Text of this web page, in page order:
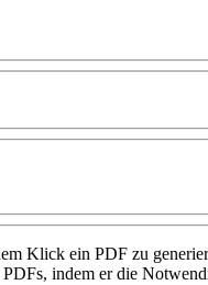
Klick ein PDF zu
indem er die